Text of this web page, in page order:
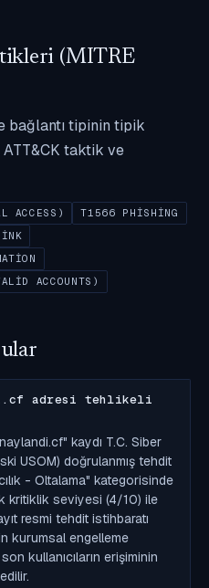
(MITRE
bağlantı tipinin tipik
ATT&CK taktik ve
T1566 PHISHING
ACCOUNTS)
adresi tehlikeli
kaydı T.C. Siber
USOM) doğrulanmış tehdit
- Oltalama" kategorisinde
kritiklik seviyesi (4/10) ile
resmi tehdit istihbaratı
kurumsal engelleme
kullanıcıların erişiminin